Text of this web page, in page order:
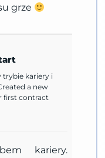
grze
trybie kariery i
a new
first contract
kariery.